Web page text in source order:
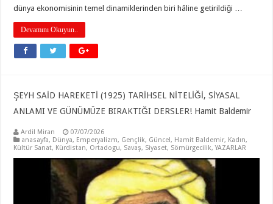
dünya ekonomisinin temel dinamiklerinden biri hâline getirildiği …
Devamını Okuyun..
ŞEYH SAİD HAREKETİ (1925) TARİHSEL NİTELİĞİ, SİYASAL
ANLAMI VE GÜNÜMÜZE BIRAKTIĞI DERSLER! Hamit Baldemir
Ardil Miran
07/07/2026
anasayfa, Dünya, Emperyalizm, Gençlik, Güncel, Hamit Baldemir, Kadın,
Kültür Sanat, Kürdistan, Ortadogu, Savaş, Siyaset, Sömürgecilik,YAZARLAR